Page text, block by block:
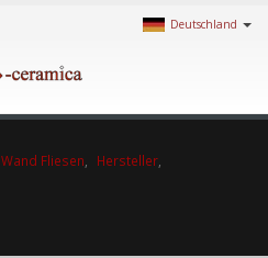
Deutschland
Wand Fliesen Hersteller